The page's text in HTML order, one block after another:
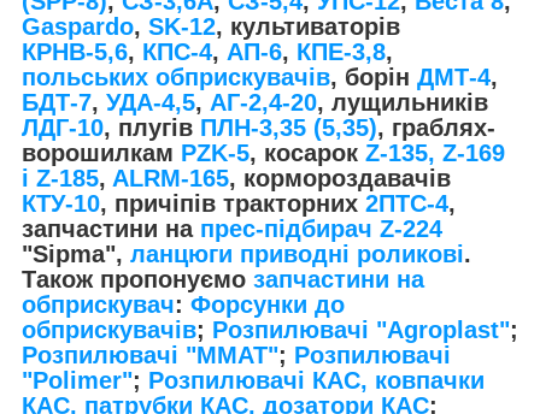
Gaspardo, SK-12, культиваторів
КРНВ-5,6, КПС-4, АП-6, КПЕ-3,8,
польських обприскувачів, борін ДМТ-4,
БДТ-7, УДА-4,5, АГ-2,4-20, лущильників
ЛДГ-10, плугів ПЛН-3,35 (5,35), граблях-
ворошилкам PZK-5, косарок Z-135, Z-169
і Z-185, ALRM-165, кормороздавачів
КТУ-10, причіпів тракторних 2ПТС-4,
запчастини на прес-підбирач Z-224
"Sipma", ланцюги приводні роликові.
Також пропонуємо запчастини на
обприскувач: Форсунки до
обприскувачів; Розпилювачі "Agroplast";
Розпилювачі "MMAT"; Розпилювачі
"Polimer"; Розпилювачі КАС, ковпачки
КАС, патрубки КАС, дозатори КАС;